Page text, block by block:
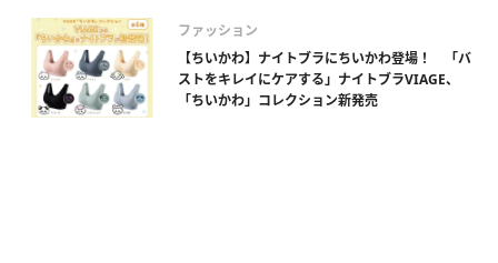
ファッション
【ちいかわ】ナイトブラにちいかわ登場！ 「バ
ストをキレイにケアする」ナイトブラVIAGE、
「ちいかわ」コレクション新発売